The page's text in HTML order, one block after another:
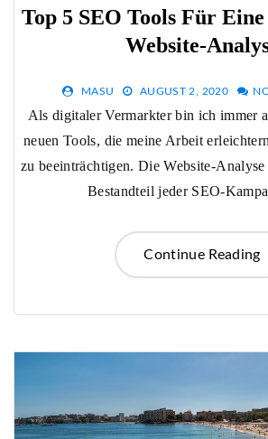
Top 5 SEO Tools Für
Website-
MASU AUGUST 2, 2020
Als digitaler Vermarkter bin ich immer auf der Suche nach
neuen Tools, die meine Arbeit
zu beeinträchtigen. Die Website-
Bestandteil jeder SEO-
Continue Reading